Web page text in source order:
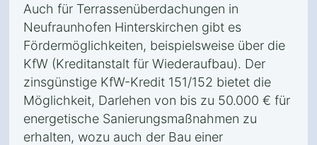
Auch für Terrassenüberdachungen in
Neufraunhofen Hinterskirchen gibt es
Fördermöglichkeiten, beispielsweise über die
KfW (Kreditanstalt für Wiederaufbau). Der
zinsgünstige KfW-Kredit 151/152 bietet die
Möglichkeit, Darlehen von bis zu 50.000 € für
energetische Sanierungsmaßnahmen zu
erhalten, wozu auch der Bau einer